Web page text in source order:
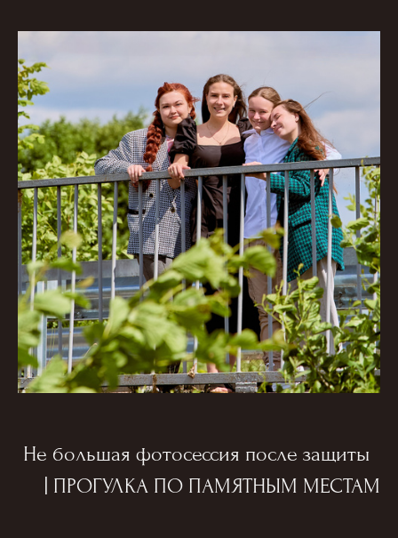
Не большая фотосессия после защиты
| ПРОГУЛКА ПО ПАМЯТНЫМ МЕСТАМ